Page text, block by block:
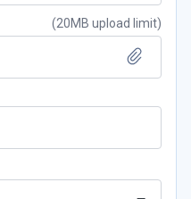
(20MB upload limit)